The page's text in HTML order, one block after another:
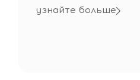
узнайте больше